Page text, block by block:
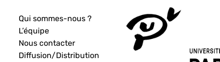
Qui sommes-nous ?
L’équipe
Nous contacter
Diffusion/Distribution